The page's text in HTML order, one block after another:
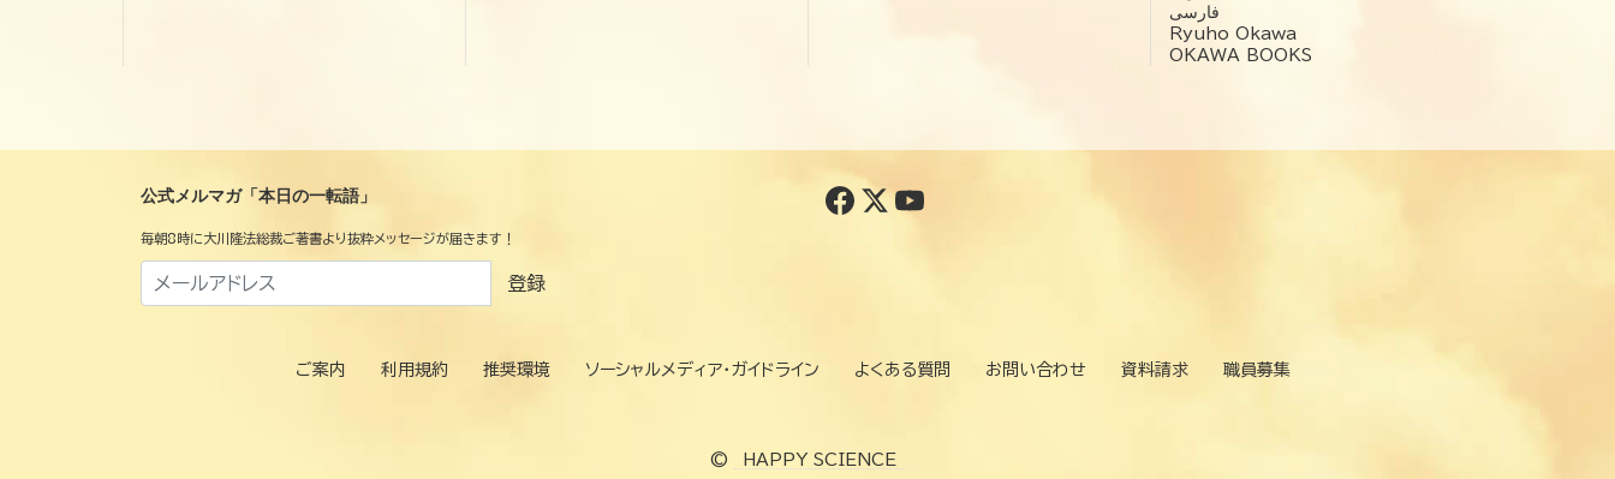
فارسی
Ryuho Okawa
OKAWA BOOKS
公式メルマガ「本日の一転語」
毎朝8時に大川隆法総裁ご著書より抜粋メッセージが届きます！
登録
ご案内 利用規約 推奨環境 ソーシャルメディア・ガイドライン よくある質問 お問い合わせ 資料請求 職員募集
© HAPPY SCIENCE